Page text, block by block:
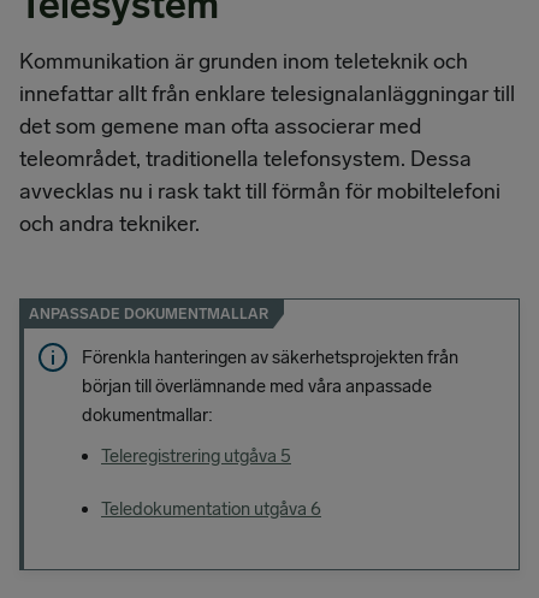
Kommunikation är grunden inom teleteknik och
innefattar allt från enklare telesignalanläggningar till
det som gemene man ofta associerar med
teleområdet, traditionella telefonsystem. Dessa
avvecklas nu i rask takt till förmån för mobiltelefoni
och andra tekniker.
ANPASSADE DOKUMENTMALLAR
Förenkla hanteringen av säkerhetsprojekten från
början till överlämnande med våra anpassade
dokumentmallar:
Teleregistrering utgåva 5
Teledokumentation utgåva 6